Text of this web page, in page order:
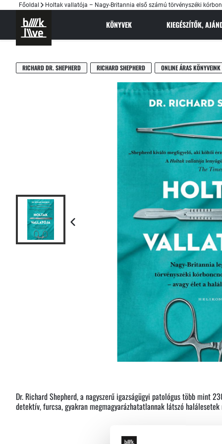
Főoldal Holtak vallatója – Nagy-Britannia első számú törvényszéki
KÖNYVEK KIEGÉSZÍTŐK,
RICHARD DR. SHEPHERD RICHARD SHEPHERD ONLINE ÁRAS KÖNYVEINK
Dr. Richard Shepherd, a nagyszerű igazságügyi patológus több mint
detektív, furcsa, gyakran megmagyarázhatatlannak látszó